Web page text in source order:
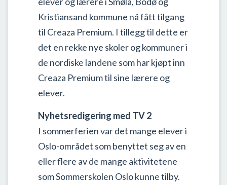
Kristiansand kommune nå fått tilgang
til Creaza Premium. I tillegg til dette er
det en rekke nye skoler og kommuner i
de nordiske landene som har kjøpt inn
Creaza Premium til sine lærere og
elever.
Nyhetsredigering med TV 2
I sommerferien var det mange elever i
Oslo-området som benyttet seg av en
eller flere av de mange aktivitetene
som Sommerskolen Oslo kunne tilby.